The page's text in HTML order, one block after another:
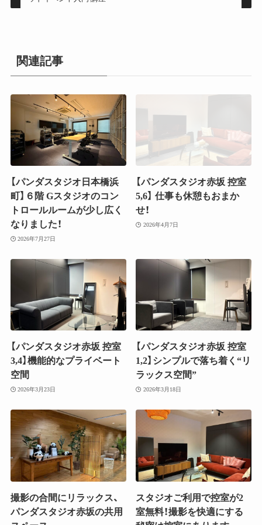
関連記事
【パンダスタジオ日本橋浜
町】６階 Gスタジオのコン
トロールルームが少し広く
なりました！
2026年7月27日
【パンダスタジオ赤坂 控室
5,6】 仕事も休憩もおまか
せ！
2026年4月7日
【パンダスタジオ赤坂 控室
3,4】機能的なプライベート
空間
2026年3月23日
【パンダスタジオ赤坂 控室
1,2】シンプルで落ち着く“リ
ラックス空間”
2026年3月18日
撮影の合間にリラックス、
パンダスタジオ赤坂の共用
スタジオご利用で控室が2
室無料！撮影を快適にする